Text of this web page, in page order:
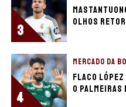
3
olhos
4
MERCADO DA
Flaco
o Palmeiras